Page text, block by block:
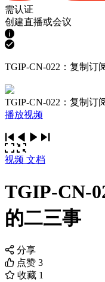
需认证
创建直播或会议
TGIP-CN-022：复制订
TGIP-CN-022：复制订
播放视频
视频 文档
TGIP-CN-
的二三事
分享
点赞 3
收藏 1